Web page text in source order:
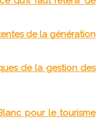
de la génération
de la gestion des
pour le tourisme